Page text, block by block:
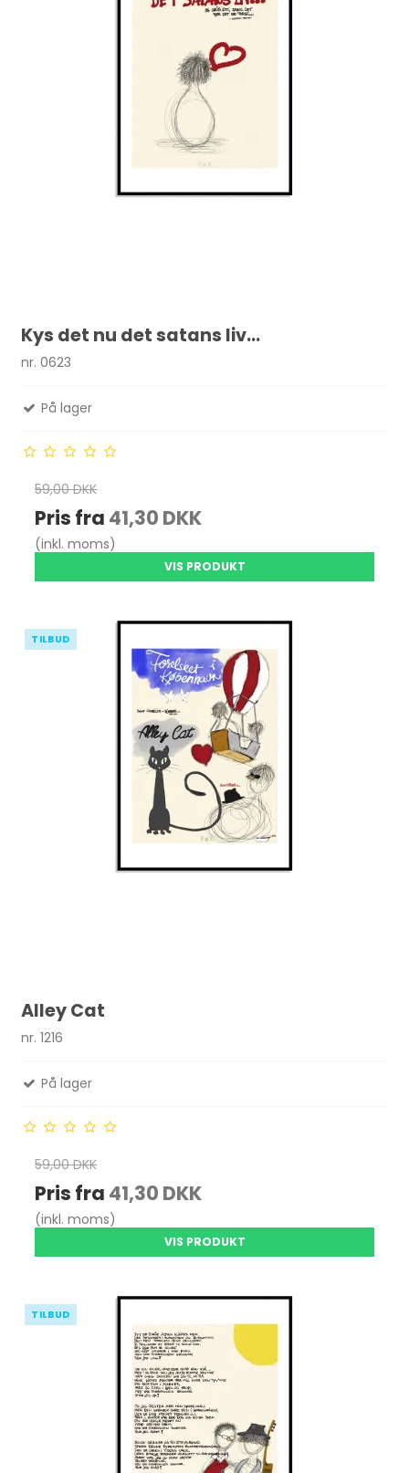
Kys det nu det satans liv...
nr. 0623
På lager
59,00 DKK
Pris fra 41,30 DKK
(inkl. moms)
VIS PRODUKT
TILBUD
Alley Cat
nr. 1216
På lager
59,00 DKK
Pris fra 41,30 DKK
(inkl. moms)
VIS PRODUKT
TILBUD